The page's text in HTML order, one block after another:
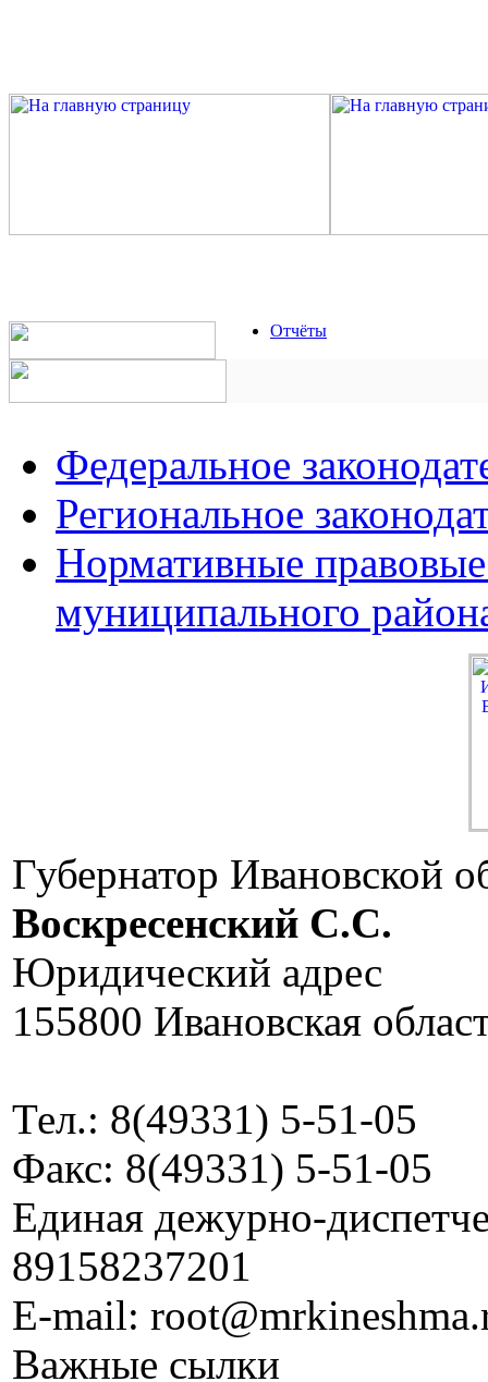
Отчёты
Федеральное
Региональное
Нормативные
муниципального
Губернатор Ивановской
Воскресенский C.C.
Юридический адрес
155800 Ивановская
Тел.: 8(49331) 5-51-05
Факс: 8(49331) 5-51-05
Единая дежурно-
89158237201
E-mail:
Важные сылки